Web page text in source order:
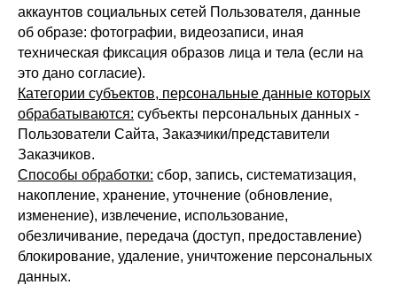
аккаунтов социальных сетей Пользователя, данные
об образе: фотографии, видеозаписи, иная
техническая фиксация образов лица и тела (если на
это дано согласие).
Категории субъектов, персональные данные которых
обрабатываются: субъекты персональных данных -
Пользователи Сайта, Заказчики/представители
Заказчиков.
Способы обработки: сбор, запись, систематизация,
накопление, хранение, уточнение (обновление,
изменение), извлечение, использование,
обезличивание, передача (доступ, предоставление)
блокирование, удаление, уничтожение персональных
данных.